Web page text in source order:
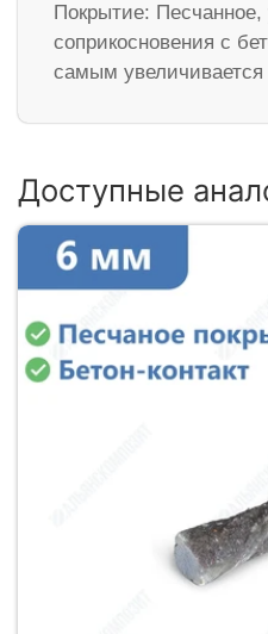
Покрытие:
соприкосновения с
самым увеличивается
Доступные